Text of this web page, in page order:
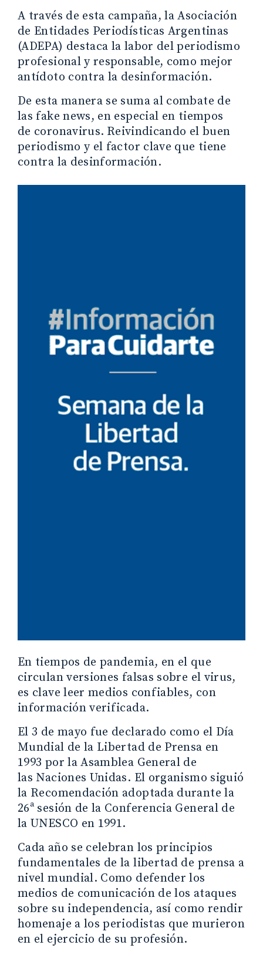
A través de esta campaña, la Asociación
de Entidades Periodísticas Argentinas
(ADEPA) destaca la labor del periodismo
profesional y responsable, como mejor
antídoto contra la desinformación.
De esta manera se suma al combate de
las fake news, en especial en tiempos
de coronavirus. Reivindicando el buen
periodismo y el factor clave que tiene
contra la desinformación.
En tiempos de pandemia, en el que
circulan versiones falsas sobre el virus,
es clave leer medios confiables, con
información verificada.
El 3 de mayo fue declarado como el Día
Mundial de la Libertad de Prensa en
1993 por la Asamblea General de
las Naciones Unidas. El organismo siguió
la Recomendación adoptada durante la
26ª sesión de la Conferencia General de
la UNESCO en 1991.
Cada año se celebran los principios
fundamentales de la libertad de prensa a
nivel mundial. Como defender los
medios de comunicación de los ataques
sobre su independencia, así como rendir
homenaje a los periodistas que murieron
en el ejercicio de su profesión.